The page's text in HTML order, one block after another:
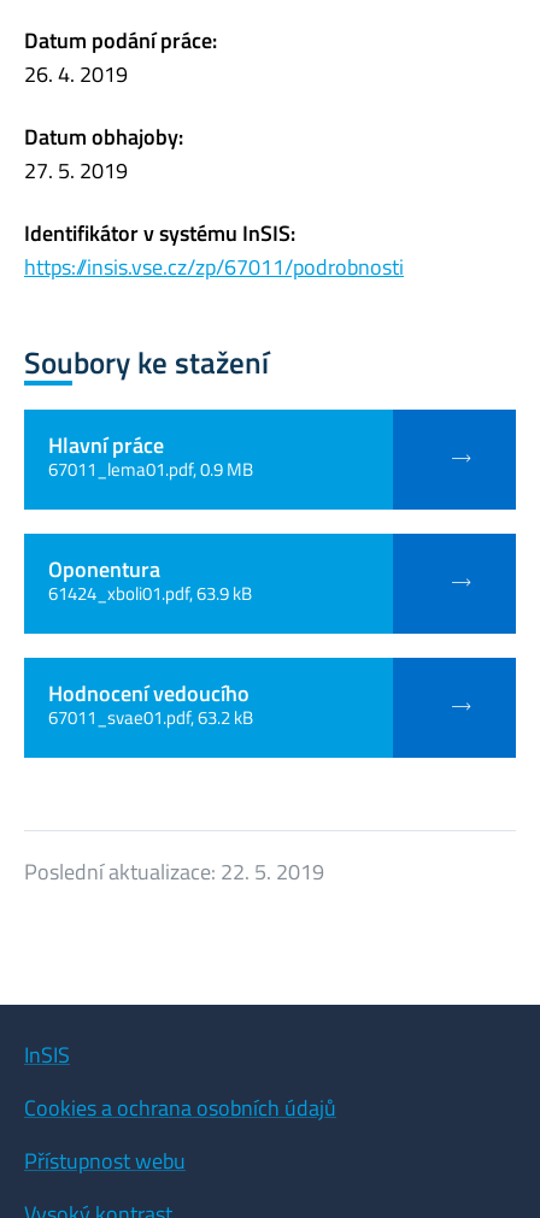
Datum podání práce:
26. 4. 2019
Datum obhajoby:
27. 5. 2019
Identifikátor v systému InSIS:
https://insis.vse.cz/zp/67011/podrobnosti
Soubory ke stažení
Hlavní práce
67011_lema01.pdf, 0.9 MB
Oponentura
61424_xboli01.pdf, 63.9 kB
Hodnocení vedoucího
67011_svae01.pdf, 63.2 kB
Poslední aktualizace: 22. 5. 2019
InSIS
Cookies a ochrana osobních údajů
Přístupnost webu